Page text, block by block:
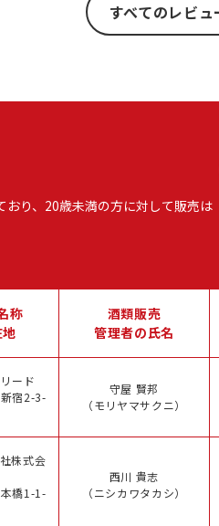
すべてのレビュ
り、20歳未満の方に対して販売は
称
酒類販売
管理者の氏名
ード
宿2-3-
守屋 賢邦
（モリヤマサクニ）
株式会
橋1-1-
西川 貴志
（ニシカワタカシ）